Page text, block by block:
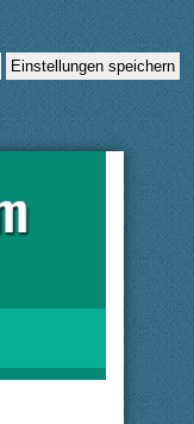
Einstellungen speichern